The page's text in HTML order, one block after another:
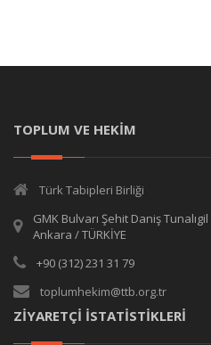
TOPLUM VE HEKİM
Türk Tabipleri Birliği
GMK Bulvarı Şehit Daniş
Ankara / TÜRKİYE
+90 (312) 231 31 79
toplumhekim@ttb.org.tr
ZİYARETÇİ İSTATİSTİKLERİ